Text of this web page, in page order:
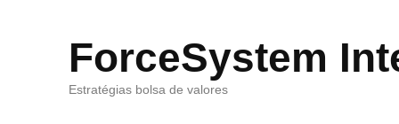
ForceSystem
Estratégias bolsa de valores